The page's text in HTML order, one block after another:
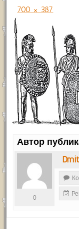
700 × 387
Автор
0